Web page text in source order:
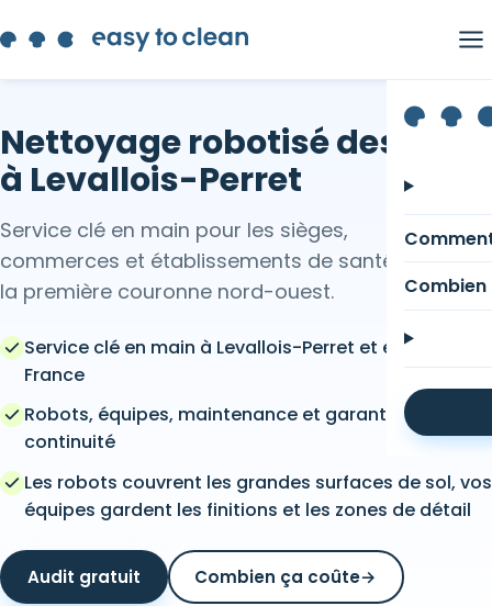
Nettoyage robotisé des sols
à Levallois-Perret
Service clé en main pour les sièges,
commerces et établissements de santé de
la première couronne nord-ouest.
Service clé en main à Levallois-Perret et en Île-de-
France
Robots, équipes, maintenance et garantie de
continuité
Les robots couvrent les grandes surfaces de sol, vos
équipes gardent les finitions et les zones de détail
Audit gratuit Combien ça coûte→